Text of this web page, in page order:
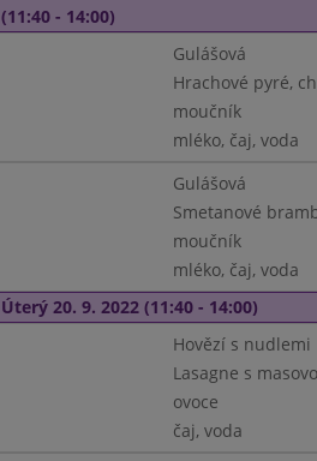
(11:40 - 14:00)
Gulášová
Hrachové pyré,
moučník
mléko, čaj, voda
Gulášová
Smetanové
moučník
mléko, čaj, voda
Úterý 20. 9. 2022 (11:40 - 14:00)
Hovězí s nudlemi
Lasagne s
ovoce
čaj, voda